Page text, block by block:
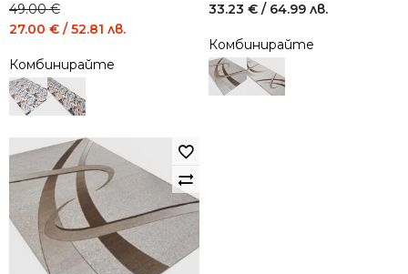
49.00€
Original
was:
49.00 €
/
лв..
27.00 € / 52.81 лв.
Комбинирайте
33.23 € / 64.99 лв.
Комбинирайте